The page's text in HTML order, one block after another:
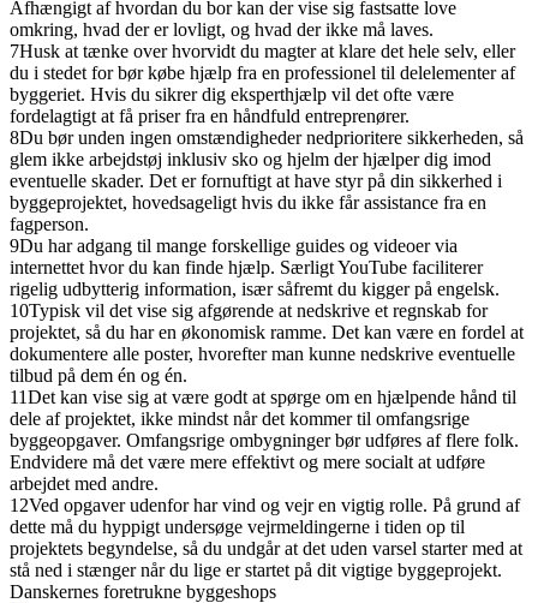
Afhængigt af hvordan du bor kan der vise sig fastsatte love
omkring, hvad der er lovligt, og hvad der ikke må laves.
7Husk at tænke over hvorvidt du magter at klare det hele selv, eller
du i stedet for bør købe hjælp fra en professionel til delelementer af
byggeriet. Hvis du sikrer dig eksperthjælp vil det ofte være
fordelagtigt at få priser fra en håndfuld entreprenører.
8Du bør unden ingen omstændigheder nedprioritere sikkerheden, så
glem ikke arbejdstøj inklusiv sko og hjelm der hjælper dig imod
eventuelle skader. Det er fornuftigt at have styr på din sikkerhed i
byggeprojektet, hovedsageligt hvis du ikke får assistance fra en
fagperson.
9Du har adgang til mange forskellige guides og videoer via
internettet hvor du kan finde hjælp. Særligt YouTube faciliterer
rigelig udbytterig information, især såfremt du kigger på engelsk.
10Typisk vil det vise sig afgørende at nedskrive et regnskab for
projektet, så du har en økonomisk ramme. Det kan være en fordel at
dokumentere alle poster, hvorefter man kunne nedskrive eventuelle
tilbud på dem én og én.
11Det kan vise sig at være godt at spørge om en hjælpende hånd til
dele af projektet, ikke mindst når det kommer til omfangsrige
byggeopgaver. Omfangsrige ombygninger bør udføres af flere folk.
Endvidere må det være mere effektivt og mere socialt at udføre
arbejdet med andre.
12Ved opgaver udenfor har vind og vejr en vigtig rolle. På grund af
dette må du hyppigt undersøge vejrmeldingerne i tiden op til
projektets begyndelse, så du undgår at det uden varsel starter med at
stå ned i stænger når du lige er startet på dit vigtige byggeprojekt.
Danskernes foretrukne byggeshops